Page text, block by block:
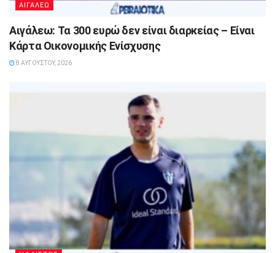
ΑΙΓΑΛΕΩ
Αιγάλεω: Τα 300 ευρώ δεν είναι διαρκείας – Είναι
Κάρτα Οικονομικής Ενίσχυσης
8 ΑΥΓΟΎΣΤΟΥ, 2026